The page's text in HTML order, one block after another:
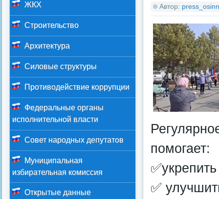
Автор:
помогает:
✅
ЖКХ
Строительство
Архитектура
Силовые структуры
Противодействие коррупции
Федеральные органы
исполнительной власти
Совет народных депутатов
Муниципальная
избирательная комиссия
Открытые данные